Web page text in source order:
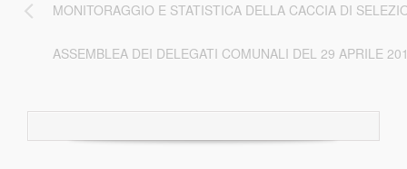
MONITORAGGIO E STATISTICA DELLA CACCIA DI
ASSEMBLEA DEI DELEGATI COMUNALI DEL 29 APRILE